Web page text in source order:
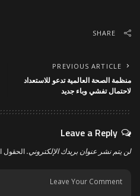
SHARE
PREVIOUS ARTICLE
منظمة الصحة العالمية تدعو للاستعداد
لاحتمال تفشي وباء جديد
Leave a Reply
لن يتم نشر عنوان بريدك الإلكتروني.الحقول